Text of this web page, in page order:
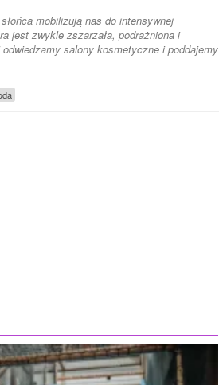
mobilizują nas do intensywnej
jest zwykle zszarzała, podrażniona i
salony kosmetyczne i poddajemy